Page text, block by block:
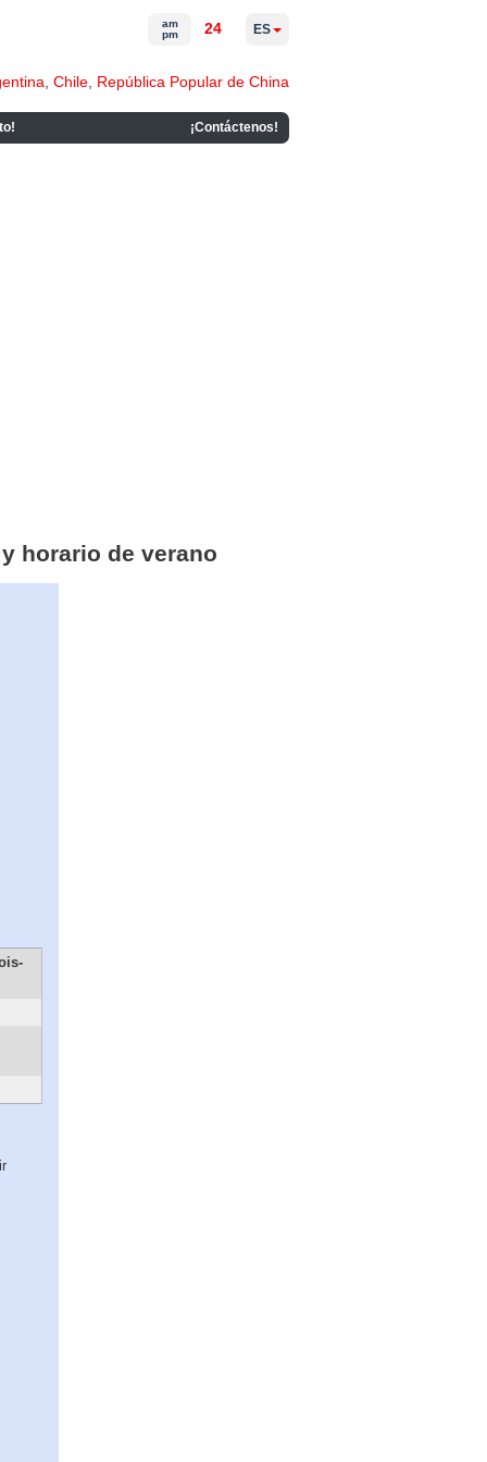
Chile República Popular de China
¡Contáctenos!
am
pm
24 ES
horario de verano